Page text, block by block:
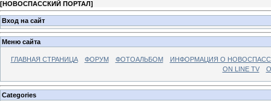
[НОВОСПАССКИЙ ПОРТАЛ]
Вход на сайт
Меню сайта
ГЛАВНАЯ СТРАНИЦА ФОРУМ ФОТОАЛЬБОМ
ИНФОРМАЦИЯ О
ON LINE TV
Categories